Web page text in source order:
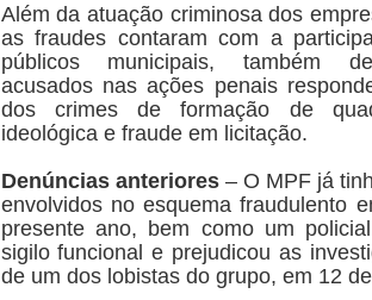
Além da atuação criminosa dos
as fraudes contaram com a
públicos municipais, também
acusados nas ações penais
dos crimes de formação de
ideológica e fraude em licitação.
Denúncias anteriores– O MPF já
envolvidos no esquema fraudulento
presente ano, bem como um
sigilo funcional e prejudicou as
de um dos lobistas do grupo, em 12